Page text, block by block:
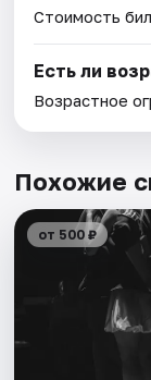
Стоимость
Есть ли
Возрастное
Похожие
от 500 ₽